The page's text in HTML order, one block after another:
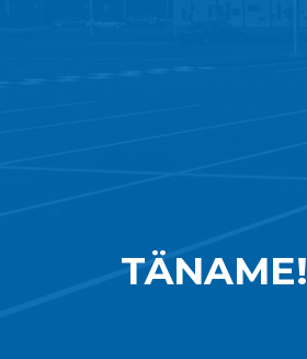
TÄNAME!